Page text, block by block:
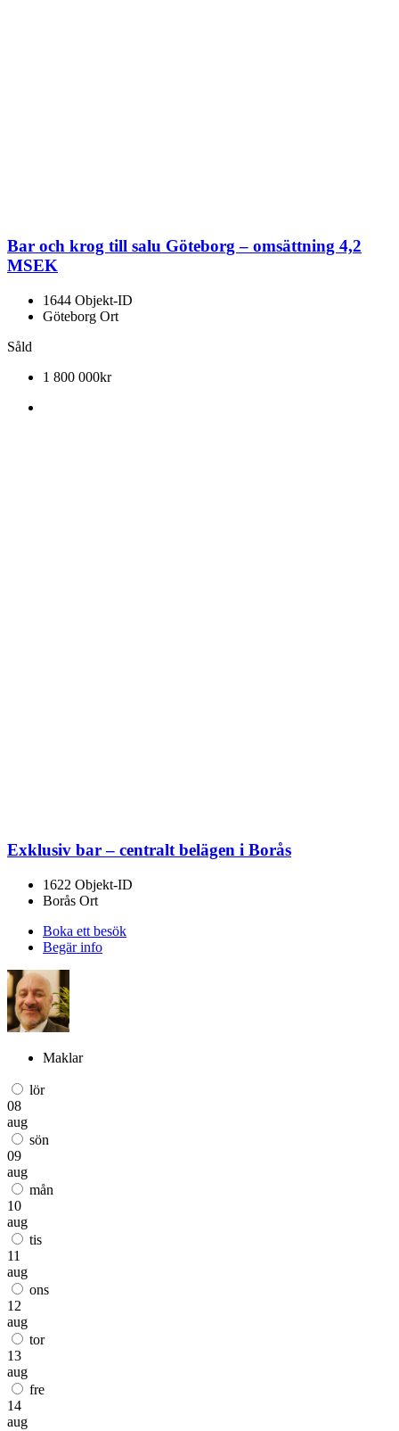
Bar och krog till salu Göteborg – omsättning 4,2
MSEK
1644 Objekt-ID
Göteborg Ort
Såld
1 800 000kr
Exklusiv bar – centralt belägen i Borås
1622 Objekt-ID
Borås Ort
Boka ett besök
Begär info
Maklar
lör
08
aug
sön
09
aug
mån
10
aug
tis
11
aug
ons
12
aug
tor
13
aug
fre
14
aug